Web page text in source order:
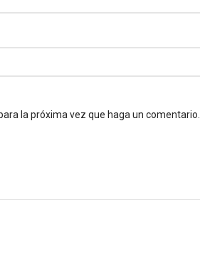
la próxima vez que haga un comentario.